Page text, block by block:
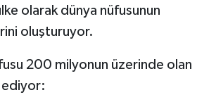
ülke olarak dünya nüfusunun
oluşturuyor.
200 milyonun üzerinde olan
ediyor: